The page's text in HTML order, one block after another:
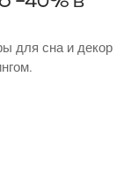
для сна и декор